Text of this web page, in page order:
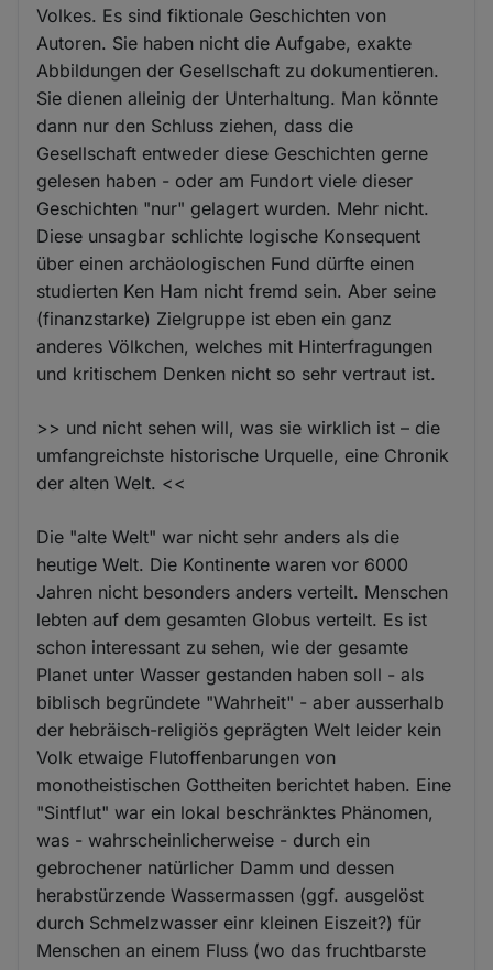
Volkes. Es sind fiktionale Geschichten von
Autoren. Sie haben nicht die Aufgabe, exakte
Abbildungen der Gesellschaft zu dokumentieren.
Sie dienen alleinig der Unterhaltung. Man könnte
dann nur den Schluss ziehen, dass die
Gesellschaft entweder diese Geschichten gerne
gelesen haben - oder am Fundort viele dieser
Geschichten "nur" gelagert wurden. Mehr nicht.
Diese unsagbar schlichte logische Konsequent
über einen archäologischen Fund dürfte einen
studierten Ken Ham nicht fremd sein. Aber seine
(finanzstarke) Zielgruppe ist eben ein ganz
anderes Völkchen, welches mit Hinterfragungen
und kritischem Denken nicht so sehr vertraut ist.
>> und nicht sehen will, was sie wirklich ist – die
umfangreichste historische Urquelle, eine Chronik
der alten Welt. <<
Die "alte Welt" war nicht sehr anders als die
heutige Welt. Die Kontinente waren vor 6000
Jahren nicht besonders anders verteilt. Menschen
lebten auf dem gesamten Globus verteilt. Es ist
schon interessant zu sehen, wie der gesamte
Planet unter Wasser gestanden haben soll - als
biblisch begründete "Wahrheit" - aber ausserhalb
der hebräisch-religiös geprägten Welt leider kein
Volk etwaige Flutoffenbarungen von
monotheistischen Gottheiten berichtet haben. Eine
"Sintflut" war ein lokal beschränktes Phänomen,
was - wahrscheinlicherweise - durch ein
gebrochener natürlicher Damm und dessen
herabstürzende Wassermassen (ggf. ausgelöst
durch Schmelzwasser einr kleinen Eiszeit?) für
Menschen an einem Fluss (wo das fruchtbarste